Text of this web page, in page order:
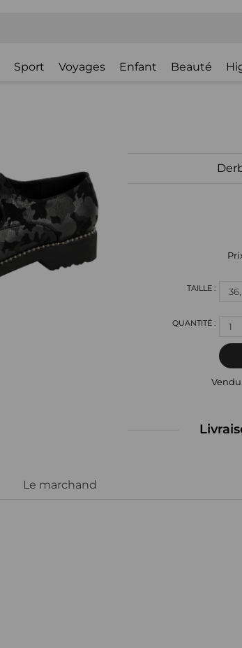
Sport Voyages Enfant Beauté
1
Le marchand